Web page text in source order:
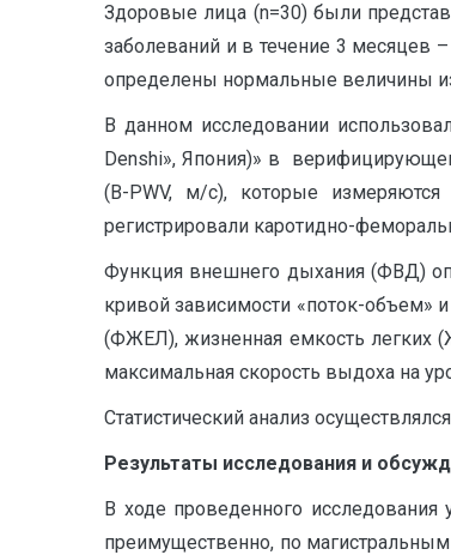
Здоровые лица (n=30) были
заболеваний и в течение 3 месяцев
определены нормальные величины
В данном исследовании
Denshi», Япония)» в
(B-PWV, м/с), которые
регистрировали каротидно-
Функция внешнего дыхания (ФВД)
кривой зависимости «поток-объем»
(ФЖЕЛ), жизненная емкость легких
максимальная скорость выдоха на
Статистический анализ
Результаты исследования и
В ходе проведенного
преимущественно, по магистральным